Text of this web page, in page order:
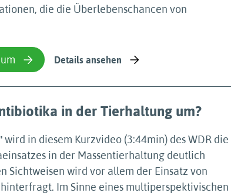
die die Überlebenschancen von
Details ansehen
in der Tierhaltung um?
wird in diesem Kurzvideo (3:44min) des WDR die
in der Massentierhaltung deutlich
Sichtweisen wird vor allem der Einsatz von
Im Sinne eines multiperspektivischen